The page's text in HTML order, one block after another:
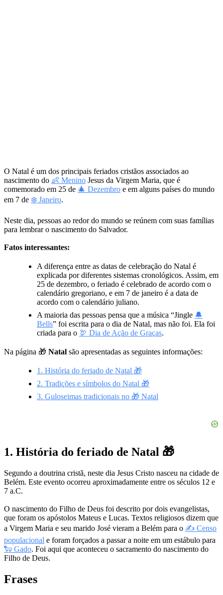
O Natal é um dos principais feriados cristãos associados ao
nascimento do 👶 Menino Jesus da Virgem Maria, que é
comemorado em 25 de 🎄 Dezembro e em alguns países do mundo
em 7 de ❄️ Janeiro.
Neste dia, pessoas ao redor do mundo se reúnem com suas famílias
para lembrar o nascimento do Salvador.
Fatos interessantes:
A diferença entre as datas de celebração do Natal é
explicada por diferentes sistemas cronológicos. Assim, em
25 de dezembro, o feriado é celebrado de acordo com o
calendário gregoriano, e em 7 de janeiro é a data de
acordo com o calendário juliano.
A maioria das pessoas pensa que a música “Jingle 🔔
Bells” foi escrita para o dia de Natal, mas não foi. Ela foi
criada para o 🦃 Dia de Ação de Graças.
Na página 🎁 Natal são apresentadas as seguintes informações:
1. História do feriado de Natal 🎁
2. Tradições e símbolos do Natal 🎁
3. Guloseimas tradicionais no 🎁 Natal
1. História do feriado de Natal 🎁
Segundo a doutrina cristã, neste dia Jesus Cristo nasceu na cidade de
Belém. Este evento ocorreu aproximadamente entre os séculos 12 e
7 a.C.
O nascimento do Filho de Deus foi descrito por dois evangelistas,
que foram os apóstolos Mateus e Lucas. Textos religiosos dizem que
a Virgem Maria e seu marido José vieram a Belém para o ✍ Censo
populacional e foram forçados a passar a noite em um estábulo para
🐑 Gado. Foi aqui que aconteceu o sacramento do nascimento do
Filho de Deus.
Frases